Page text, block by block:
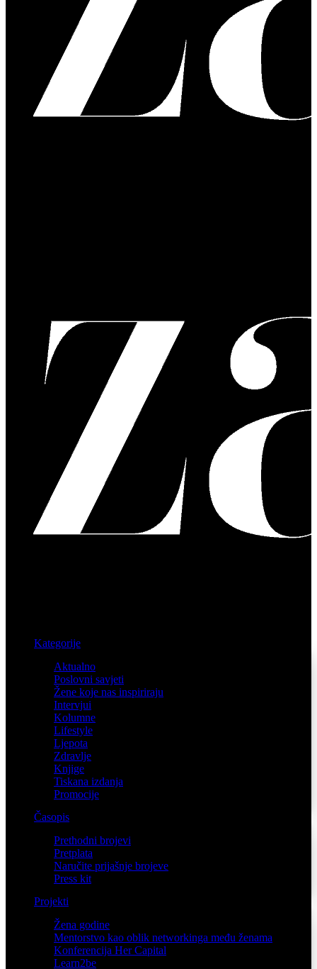
Kategorije
Aktualno
Poslovni savjeti
Žene koje nas inspiriraju
Intervjui
Kolumne
Lifestyle
Ljepota
Zdravlje
Knjige
Tiskana izdanja
Promocije
Časopis
Prethodni brojevi
Pretplata
Naručite prijašnje brojeve
Press kit
Projekti
Žena godine
Mentorstvo kao oblik networkinga među ženama
Konferencija Her Capital
Learn2be